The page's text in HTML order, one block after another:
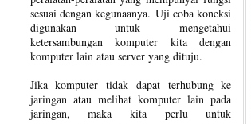
sesuai dengan kegunaanya. Uji coba koneksi
digunakan untuk mengetahui
ketersambungan komputer kita dengan
komputer lain atau server yang dituju.
Jika komputer tidak dapat terhubung ke
jaringan atau melihat komputer lain pada
jaringan, maka kita perlu untuk